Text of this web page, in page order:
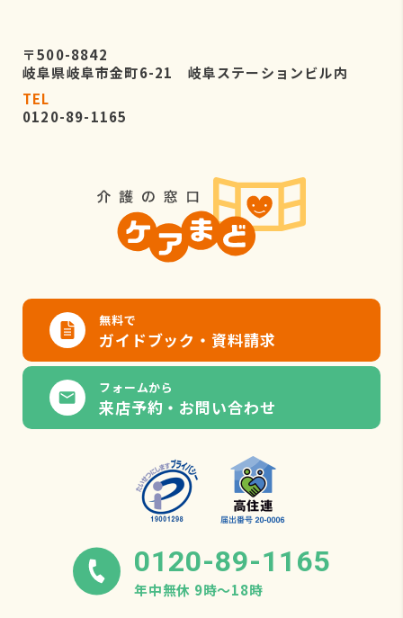
〒500-8842
岐阜県岐阜市金町6-21 岐阜ステーションビル内
TEL
0120-89-1165
無料で
ガイドブック・資料請求
フォームから
来店予約・お問い合わせ
0120-89-1165
年中無休 9時〜18時